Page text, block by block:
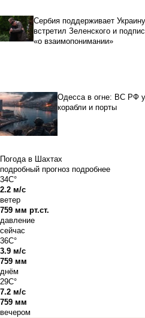
Сербия поддерживает
встретил Зеленского и
«о взаимопонимании»
Одесса в огне: ВС РФ
корабли и порты
Погода в Шахтах
подробный прогноз подробнее
34C°
2.2 м/с
ветер
759 мм рт.ст.
давление
сейчас
36C°
3.9 м/с
759 мм
днём
29C°
7.2 м/с
759 мм
вечером